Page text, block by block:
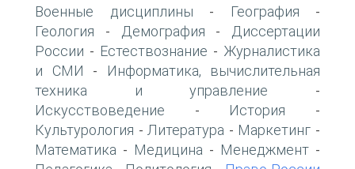
Военные дисциплины - География -
Геология - Демография -
Диссертации
России - Естествознание - Журналистика
и СМИ -
Информатика, вычислительная
техника и управление -
Искусствоведение - История -
Культурология - Литература - Маркетинг -
Математика - Медицина - Менеджмент -